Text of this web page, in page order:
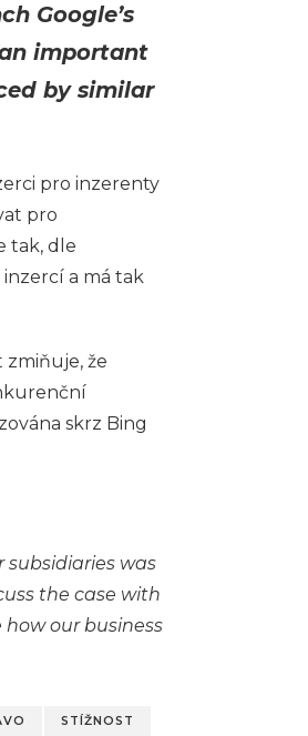
Google’s
important
by similar
pro inzerenty
pro
tak, dle
a má tak
zmiňuje, že
skrz Bing
subsidiaries was
the case with
our business
STÍŽNOST